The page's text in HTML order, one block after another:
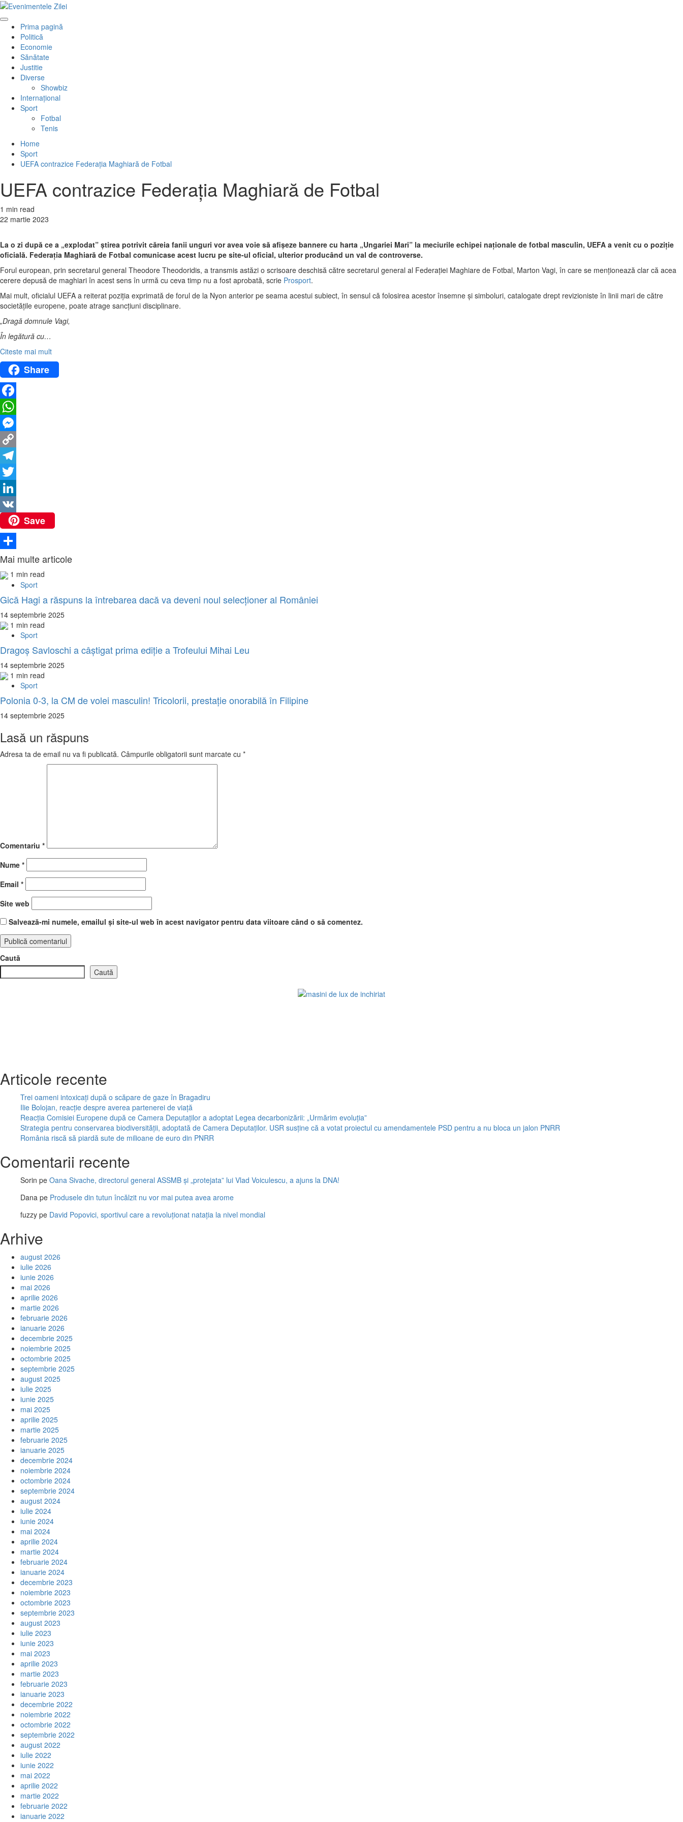
Mergi
conţinut.
Primary
Menu
Prima pagină
Politică
Economie
Sănătate
Justitie
Diverse
Showbiz
Internaţional
Sport
Fotbal
Tenis
Home
Sport
UEFA contrazice Federația Maghiară de Fotbal
UEFA contrazice Federația Maghiară de Fotbal
1 min read
22 martie 2023
La o zi după ce a „explodat” știrea potrivit căreia fanii unguri vor avea voie să afișeze bannere cu harta „Ungariei Mari” la meciurile echipei naționale de fotbal masculin, UEFA a venit cu o poziție
oficială. Federația Maghiară de Fotbal comunicase acest lucru pe site-ul oficial, ulterior producând un val de controverse.
Forul european, prin secretarul general Theodore Theodoridis, a transmis astăzi o scrisoare deschisă către secretarul general al Federației Maghiare de Fotbal, Marton Vagi, în care se menționează clar că acea
cerere depusă de maghiari în acest sens în urmă cu ceva timp nu a fost aprobată, scrie Prosport.
Mai mult, oficialul UEFA a reiterat poziția exprimată de forul de la Nyon anterior pe seama acestui subiect, în sensul că folosirea acestor însemne și simboluri, catalogate drept revizioniste în linii mari de către
societățile europene, poate atrage sancțiuni disciplinare.
„Dragă domnule Vagi,
În legătură cu…
Citeste mai mult
Share
Facebook
WhatsApp
Messenger
Copy
Link
Telegram
Twitter
LinkedIn
VK
Save
Partajează
Mai multe articole
1 min read
Sport
Gică Hagi a răspuns la întrebarea dacă va deveni noul selecționer al României
14 septembrie 2025
1 min read
Sport
Dragoș Savloschi a câștigat prima ediție a Trofeului Mihai Leu
14 septembrie 2025
1 min read
Sport
Polonia 0-3, la CM de volei masculin! Tricolorii, prestație onorabilă în Filipine
14 septembrie 2025
Lasă un răspuns
Adresa ta de email nu va fi publicată. Câmpurile obligatorii sunt marcate cu *
Comentariu *
Nume *
Email *
Site web
Salvează-mi numele, emailul și site-ul web în acest navigator pentru data viitoare când o să comentez.
Caută
Caută
Articole recente
Trei oameni intoxicați după o scăpare de gaze în Bragadiru
Ilie Bolojan, reacție despre averea partenerei de viață
Reacția Comisiei Europene după ce Camera Deputaților a adoptat Legea decarbonizării: „Urmărim evoluția”
Strategia pentru conservarea biodiversităţii, adoptată de Camera Deputaţilor. USR susține că a votat proiectul cu amendamentele PSD pentru a nu bloca un jalon PNRR
România riscă să piardă sute de milioane de euro din PNRR
Comentarii recente
Sorin pe Oana Sivache, directorul general ASSMB și „protejata” lui Vlad Voiculescu, a ajuns la DNA!
Dana pe Produsele din tutun încălzit nu vor mai putea avea arome
fuzzy pe David Popovici, sportivul care a revoluționat natația la nivel mondial
Arhive
august 2026
iulie 2026
iunie 2026
mai 2026
aprilie 2026
martie 2026
februarie 2026
ianuarie 2026
decembrie 2025
noiembrie 2025
octombrie 2025
septembrie 2025
august 2025
iulie 2025
iunie 2025
mai 2025
aprilie 2025
martie 2025
februarie 2025
ianuarie 2025
decembrie 2024
noiembrie 2024
octombrie 2024
septembrie 2024
august 2024
iulie 2024
iunie 2024
mai 2024
aprilie 2024
martie 2024
februarie 2024
ianuarie 2024
decembrie 2023
noiembrie 2023
octombrie 2023
septembrie 2023
august 2023
iulie 2023
iunie 2023
mai 2023
aprilie 2023
martie 2023
februarie 2023
ianuarie 2023
decembrie 2022
noiembrie 2022
octombrie 2022
septembrie 2022
august 2022
iulie 2022
iunie 2022
mai 2022
aprilie 2022
martie 2022
februarie 2022
ianuarie 2022